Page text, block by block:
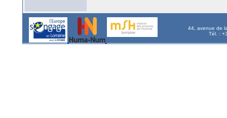
44, avenue de
Tél. :